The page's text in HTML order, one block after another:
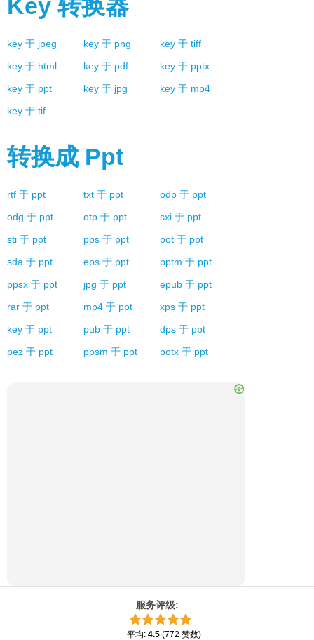
Key 转换器
key 于 jpeg key 于 png key 于 tiff
key 于 html key 于 pdf key 于 pptx
key 于 ppt key 于 jpg key 于 mp4
key 于 tif
转换成 Ppt
rtf 于 ppt txt 于 ppt odp 于 ppt
odg 于 ppt otp 于 ppt sxi 于 ppt
sti 于 ppt pps 于 ppt pot 于 ppt
sda 于 ppt eps 于 ppt pptm 于 ppt
ppsx 于 ppt jpg 于 ppt epub 于 ppt
rar 于 ppt mp4 于 ppt xps 于 ppt
key 于 ppt pub 于 ppt dps 于 ppt
pez 于 ppt ppsm 于 ppt potx 于 ppt
服务评级:
平均: 4.5 (772 赞数)